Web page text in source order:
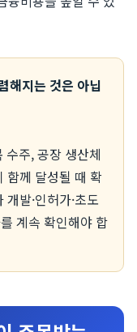
해지는 것은 아닙
수주, 공장 생산체
함께 달성될 때 확
발·인허가·초도
계속 확인해야 합